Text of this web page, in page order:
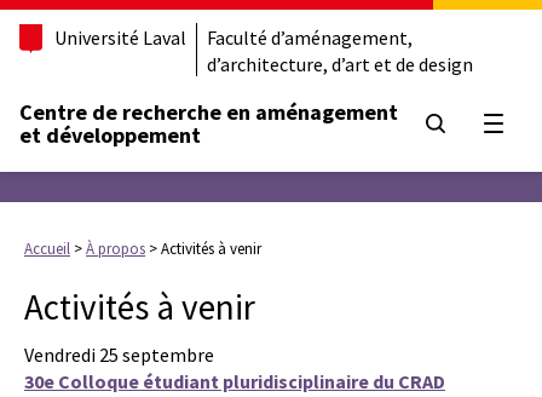
Université Laval
Faculté d’aménagement,
d’architecture, d’art et de design
Centre de recherche en aménagement
et développement
Accueil >À propos >Activités à venir
Activités à venir
Vendredi 25 septembre
30e Colloque étudiant pluridisciplinaire du CRAD